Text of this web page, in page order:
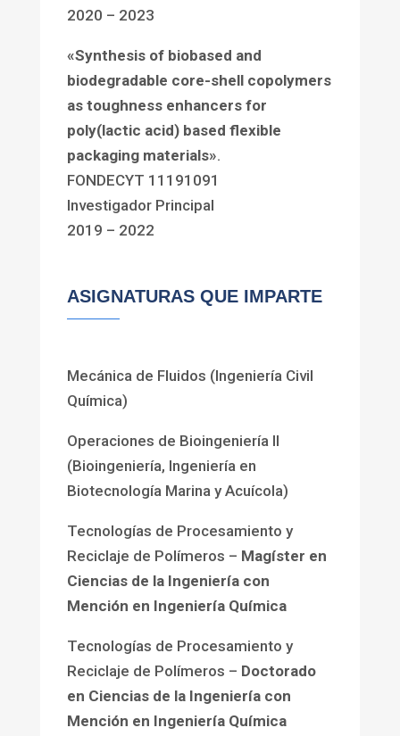
2020 – 2023
«Synthesis of biobased and
biodegradable core-shell copolymers
as toughness enhancers for
poly(lactic acid) based flexible
packaging materials».
FONDECYT 11191091
Investigador Principal
2019 – 2022
ASIGNATURAS QUE IMPARTE
Mecánica de Fluidos (Ingeniería Civil
Química)
Operaciones de Bioingeniería II
(Bioingeniería, Ingeniería en
Biotecnología Marina y Acuícola)
Tecnologías de Procesamiento y
Reciclaje de Polímeros – Magíster en
Ciencias de la Ingeniería con
Mención en Ingeniería Química
Tecnologías de Procesamiento y
Reciclaje de Polímeros – Doctorado
en Ciencias de la Ingeniería con
Mención en Ingeniería Química